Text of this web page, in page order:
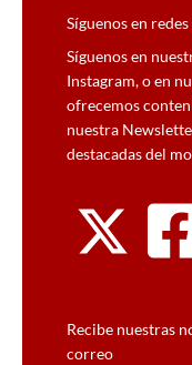
Síguenos en
Síguenos en
Instagram, o en
ofrecemos
nuestra
destacadas del
Recibe nuestras
correo